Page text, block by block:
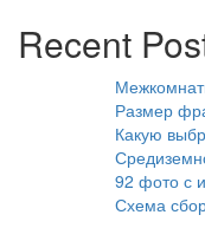
Recent
Размер
Какую
92 фото с
Схема